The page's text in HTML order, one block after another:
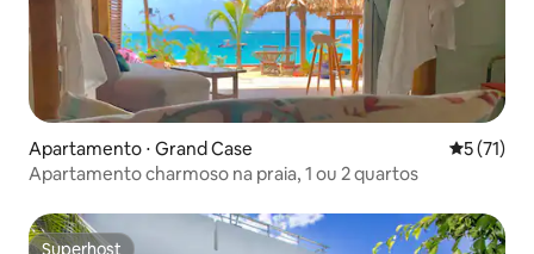
Apartamento ⋅ Grand Case 5 de uma
5 (71)
Apartamento charmoso na praia, 1 ou 2 quartos
Superhost